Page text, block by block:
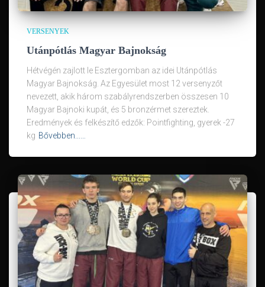
VERSENYEK
Utánpótlás Magyar Bajnokság
Hétvégén zajlott le Esztergomban az idei Utánpótlás
Magyar Bajnokság. Az Egyesület most 12 versenyzőt
nevezett, akik három szabályrendszerben összesen 10
Magyar Bajnoki kupát, és 5 bronzérmet szereztek.
Eredmények és felkészítő edzők: Pointfighting, gyerek -27
kg Bővebben...…